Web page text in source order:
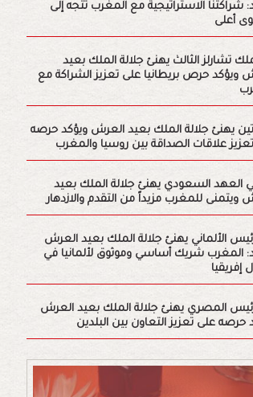
شراكتنا الاستراتيجية مع المغرب تتجه إلى
أعلى
تشارلز الثالث يهنئ جلالة الملك بعيد
ويؤكد حرص بريطانيا على تعزيز الشراكة مع
يهنئ جلالة الملك بعيد العرش ويؤكد حرصه
علاقات الصداقة بين روسيا والمغرب
العهد السعودي يهنئ جلالة الملك بعيد
ويتمنى للمغرب مزيداً من التقدم والازدهار
الألماني يهنئ جلالة الملك بعيد العرش
المغرب شريك أساسي وموثوق لألمانيا في
إفريقيا
المصري يهنئ جلالة الملك بعيد العرش
حرصه على تعزيز التعاون بين البلدين